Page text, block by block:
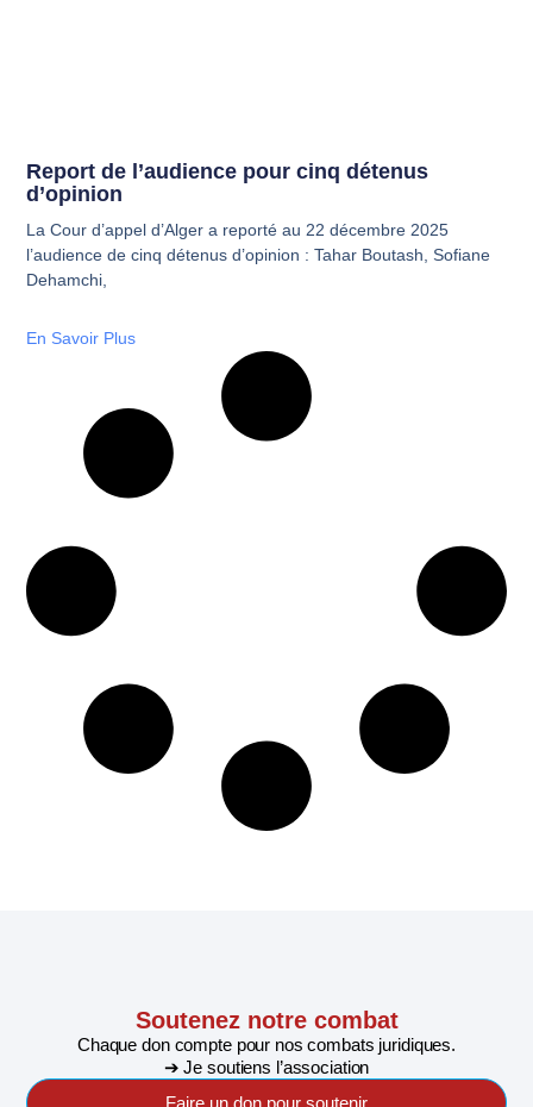
Report de l’audience pour cinq détenus
d’opinion
La Cour d’appel d’Alger a reporté au 22 décembre 2025
l’audience de cinq détenus d’opinion : Tahar Boutash, Sofiane
Dehamchi,
En Savoir Plus
Soutenez notre combat
Chaque don compte pour nos combats juridiques.
➔ Je soutiens l’association
Faire un don pour soutenir